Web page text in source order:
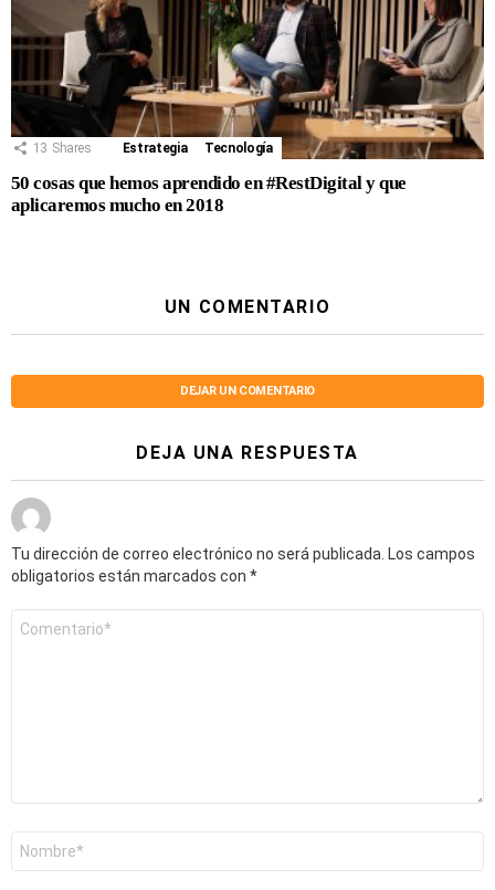
13 Shares Estrategia Tecnología
50 cosas que hemos aprendido en #RestDigital y que
aplicaremos mucho en 2018
UN COMENTARIO
DEJAR UN COMENTARIO
DEJA UNA RESPUESTA
Tu dirección de correo electrónico no será publicada. Los campos
obligatorios están marcados con *